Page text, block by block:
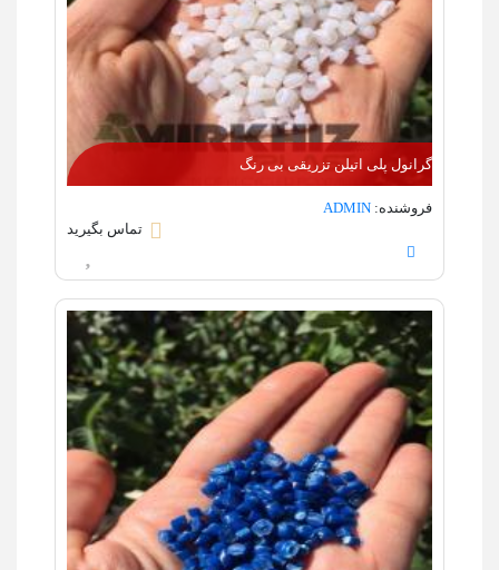
گرانول پلی اتیلن تزریقی بی رنگ
فروشنده: ADMIN
تماس بگیرید